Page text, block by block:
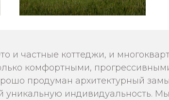
и частные коттеджи, и
комфортными,
продуман архитектурный
индивидуальность. Мы